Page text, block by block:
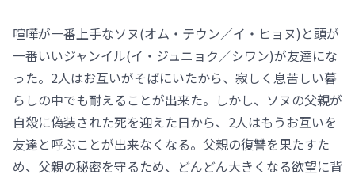
喧嘩が一番上手なソヌ(オム・テウン／イ・ヒョヌ)と頭が
一番いいジャンイル(イ・ジュニョク／シワン)が友達にな
った。2人はお互いがそばにいたから、寂しく息苦しい暮
らしの中でも耐えることが出来た。しかし、ソヌの父親が
自殺に偽装された死を迎えた日から、2人はもうお互いを
友達と呼ぶことが出来なくなる。父親の復讐を果たすた
め、父親の秘密を守るため、どんどん大きくなる欲望に背